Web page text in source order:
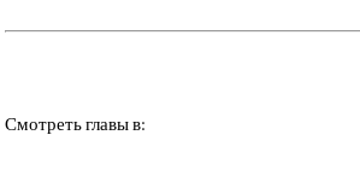
Смотреть главы в: